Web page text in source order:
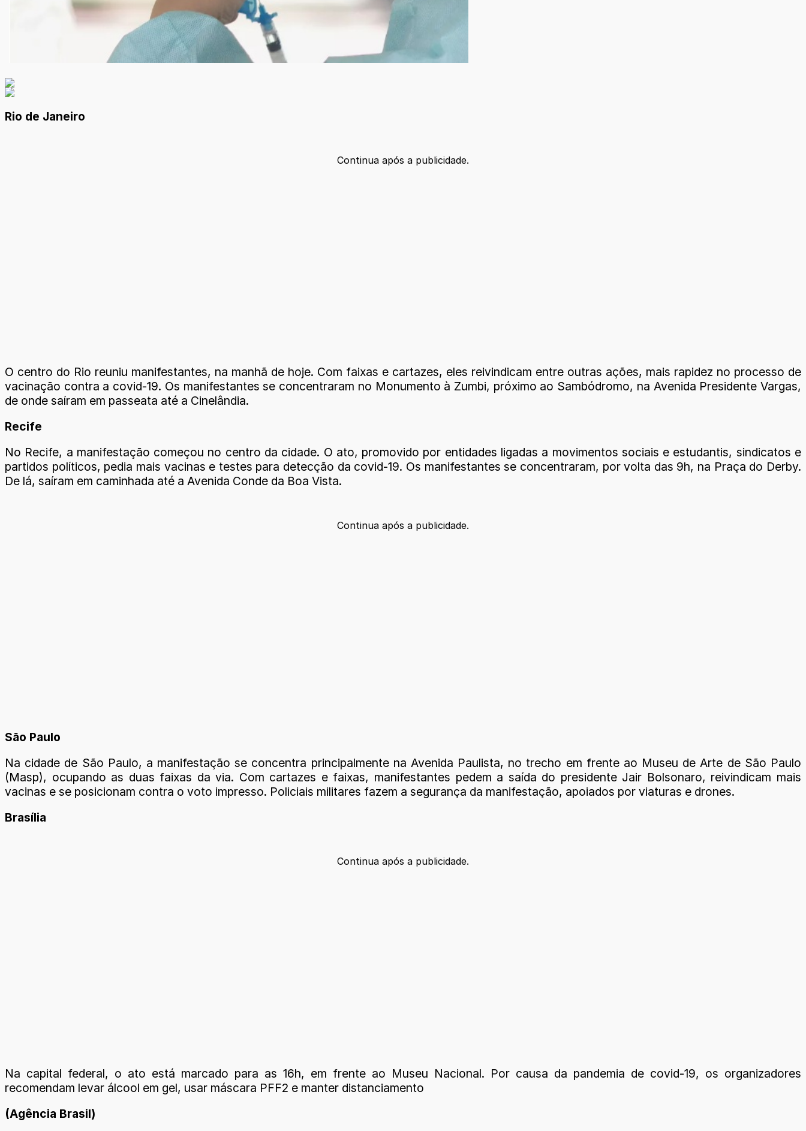
Rio de Janeiro
Continua após a publicidade.
O centro do Rio reuniu manifestantes, na manhã de hoje. Com faixas e cartazes, eles reivindicam entre outras ações, mais rapidez no processo de
vacinação contra a covid-19. Os manifestantes se concentraram no Monumento à Zumbi, próximo ao Sambódromo, na Avenida Presidente Vargas,
de onde saíram em passeata até a Cinelândia.
Recife
No Recife, a manifestação começou no centro da cidade. O ato, promovido por entidades ligadas a movimentos sociais e estudantis, sindicatos e
partidos políticos, pedia mais vacinas e testes para detecção da covid-19. Os manifestantes se concentraram, por volta das 9h, na Praça do Derby.
De lá, saíram em caminhada até a Avenida Conde da Boa Vista.
Continua após a publicidade.
São Paulo
Na cidade de São Paulo, a manifestação se concentra principalmente na Avenida Paulista, no trecho em frente ao Museu de Arte de São Paulo
(Masp), ocupando as duas faixas da via. Com cartazes e faixas, manifestantes pedem a saída do presidente Jair Bolsonaro, reivindicam mais
vacinas e se posicionam contra o voto impresso. Policiais militares fazem a segurança da manifestação, apoiados por viaturas e drones.
Brasília
Continua após a publicidade.
Na capital federal, o ato está marcado para as 16h, em frente ao Museu Nacional. Por causa da pandemia de covid-19, os organizadores
recomendam levar álcool em gel, usar máscara PFF2 e manter distanciamento
(Agência Brasil)